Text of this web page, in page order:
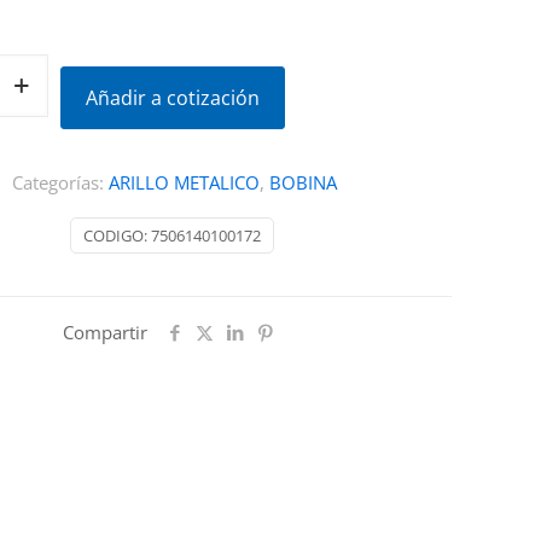
Añadir a cotización
CODIGO:7506140100172
Categorías: ARILLO METALICO, BOBINA
Compartir